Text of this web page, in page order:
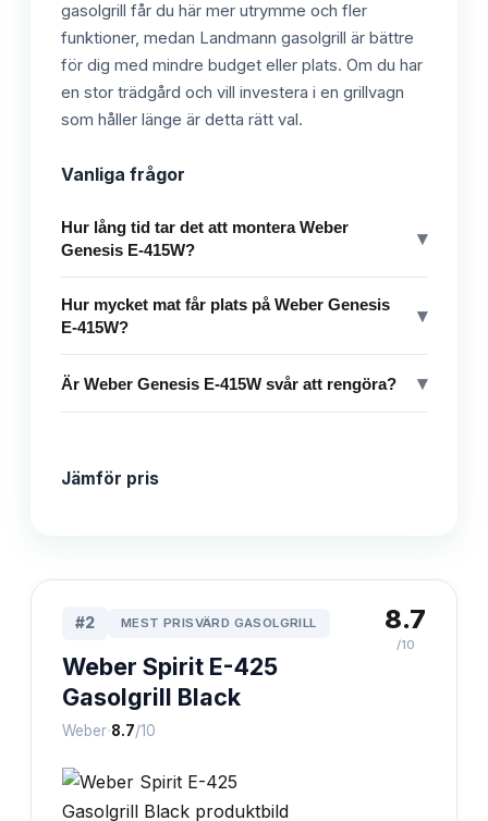
gasolgrill får du här mer utrymme och fler
funktioner, medan Landmann gasolgrill är bättre
för dig med mindre budget eller plats. Om du har
en stor trädgård och vill investera i en grillvagn
som håller länge är detta rätt val.
Vanliga frågor
Hur lång tid tar det att montera Weber
Genesis E-415W?
▾
Hur mycket mat får plats på Weber Genesis
E-415W?
▾
Är Weber Genesis E-415W svår att rengöra? ▾
Jämför pris
#2 MEST PRISVÄRD GASOLGRILL
Weber Spirit E-425
Gasolgrill Black
Weber·8.7/10
8.7
/10